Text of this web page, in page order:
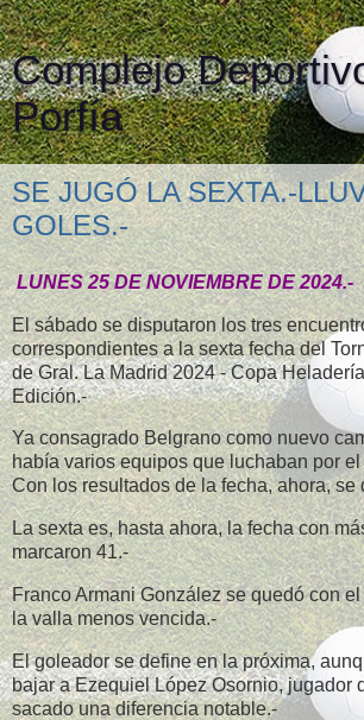
Complejo
Porfía
SE JUGÓ LA SEXTA.-
GOLES.-
LUNES 25 DE NOVIEMBRE DE 2024.-
El sábado se disputaron los tres
correspondientes a la sexta fecha del
de Gral. La Madrid 2024 - Copa
Edición.-
Ya consagrado Belgrano como nuevo
había varios equipos que luchaban por
Con los resultados de la fecha, ahora, se
La sexta es, hasta ahora, la fecha con
marcaron 41.-
Franco Armani González se quedó con
la valla menos vencida.-
El goleador se define en la próxima,
bajar a Ezequiel López Osornio, jugador
sacado una diferencia notable.-